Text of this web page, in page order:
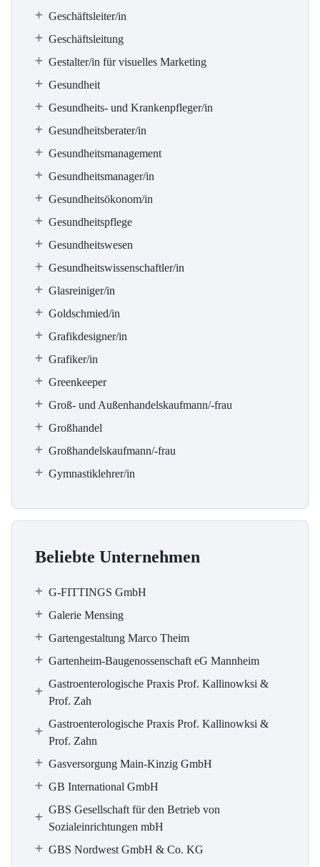
Geschäftsleiter/in
Geschäftsleitung
Gestalter/in für visuelles Marketing
Gesundheit
Gesundheits- und Krankenpfleger/in
Gesundheitsberater/in
Gesundheitsmanagement
Gesundheitsmanager/in
Gesundheitsökonom/in
Gesundheitspflege
Gesundheitswesen
Gesundheitswissenschaftler/in
Glasreiniger/in
Goldschmied/in
Grafikdesigner/in
Grafiker/in
Greenkeeper
Groß- und Außenhandelskaufmann/-frau
Großhandel
Großhandelskaufmann/-frau
Gymnastiklehrer/in
Beliebte Unternehmen
G-FITTINGS GmbH
Galerie Mensing
Gartengestaltung Marco Theim
Gartenheim-Baugenossenschaft eG Mannheim
Gastroenterologische Praxis Prof. Kallinowksi &
Prof. Zah
Gastroenterologische Praxis Prof. Kallinowksi &
Prof. Zahn
Gasversorgung Main-Kinzig GmbH
GB International GmbH
GBS Gesellschaft für den Betrieb von
Sozialeinrichtungen mbH
GBS Nordwest GmbH & Co. KG